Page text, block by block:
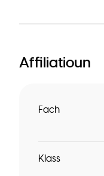
Affiliatioun
Fach
Klass